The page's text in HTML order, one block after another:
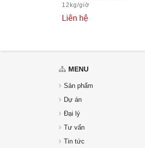
12kg/giờ
Liên hệ
MENU
Sản phẩm
Dự án
Đại lý
Tư vấn
Tin tức